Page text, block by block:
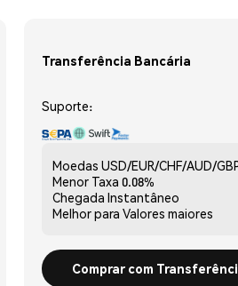
Transferência Bancária
Suporte:
Moedas USD/EUR/CHF/AUD/
Menor Taxa 0.08%
Chegada Instantâneo
Melhor para Valores maiores
Comprar com